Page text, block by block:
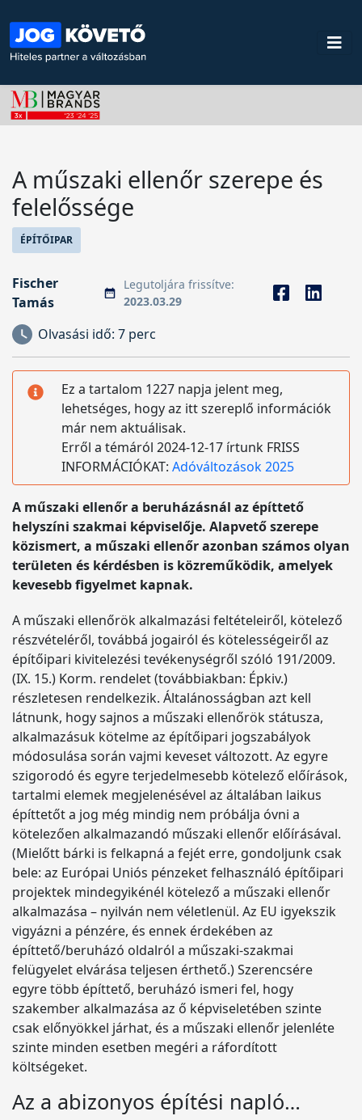
A műszaki ellenőr szerepe és
felelőssége
ÉPÍTŐIPAR
Fischer
Tamás
Legutoljára frissítve:
2023.03.29
Olvasási idő: 7 perc
Ez a tartalom 1227 napja jelent meg,
lehetséges, hogy az itt szereplő információk
már nem aktuálisak.
Erről a témáról 2024-12-17 írtunk FRISS
INFORMÁCIÓKAT: Adóváltozások 2025
A műszaki ellenőr a beruházásnál az építtető
helyszíni szakmai képviselője. Alapvető szerepe
közismert, a műszaki ellenőr azonban számos olyan
területen és kérdésben is közreműködik, amelyek
kevesebb figyelmet kapnak.
A műszaki ellenőrök alkalmazási feltételeiről, kötelező
részvételéről, továbbá jogairól és kötelességeiről az
építőipari kivitelezési tevékenységről szóló 191/2009.
(IX. 15.) Korm. rendelet (továbbiakban: Épkiv.)
részletesen rendelkezik. Általánosságban azt kell
látnunk, hogy sajnos a műszaki ellenőrök státusza,
alkalmazásuk kötelme az építőipari jogszabályok
módosulása során vajmi keveset változott. Az egyre
szigorodó és egyre terjedelmesebb kötelező előírások,
tartalmi elemek megjelenésével az általában laikus
építtetőt a jog még mindig nem próbálja óvni a
kötelezően alkalmazandó műszaki ellenőr előírásával.
(Mielőtt bárki is felkapná a fejét erre, gondoljunk csak
bele: az Európai Uniós pénzeket felhasználó építőipari
projektek mindegyikénél kötelező a műszaki ellenőr
alkalmazása – nyilván nem véletlenül. Az EU igyekszik
vigyázni a pénzére, és ennek érdekében az
építtető/beruházó oldalról a műszaki-szakmai
felügyelet elvárása teljesen érthető.) Szerencsére
egyre több építtető, beruházó ismeri fel, hogy
szakember alkalmazása az ő képviseletében szinte
csak előnyökkel járhat, és a műszaki ellenőr jelenléte
szinte minden esetben megéri a ráfordított
költségeket.
Az a abizonyos építési napló…